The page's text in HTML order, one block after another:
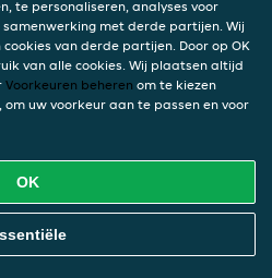
te personaliseren, analyses voor
met derde partijen. Wij
van derde partijen. Door op OK
van alle cookies. Wij plaatsen altijd
Voorkeuren beheren om te kiezen
uw voorkeur aan te passen en voor
OK